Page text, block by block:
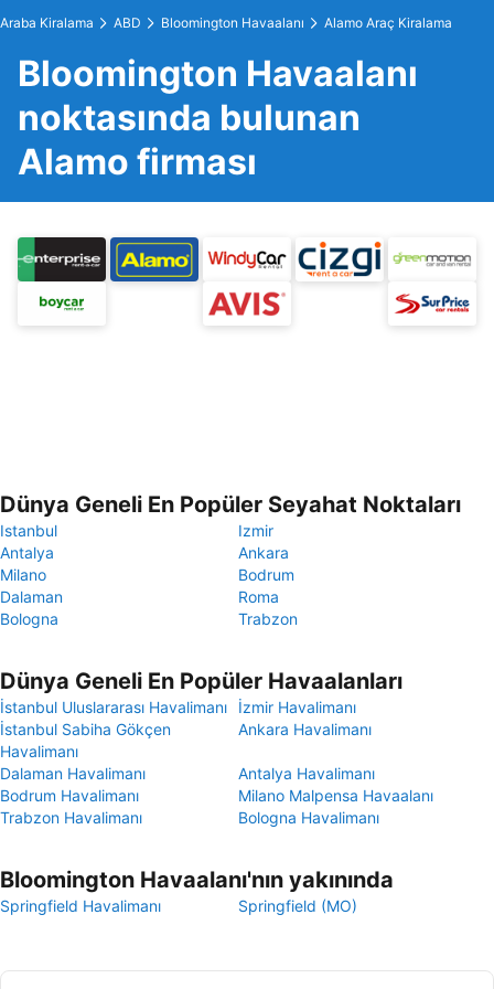
Araba Kiralama ABD Bloomington Havaalanı Alamo Araç Kiralama
Bloomington Havaalanı
noktasında bulunan
Alamo firması
Dünya Geneli En Popüler Seyahat Noktaları
Istanbul
Izmir
Antalya
Ankara
Milano
Bodrum
Dalaman
Roma
Bologna
Trabzon
Dünya Geneli En Popüler Havaalanları
İstanbul Uluslararası Havalimanı
İzmir Havalimanı
İstanbul Sabiha Gökçen
Havalimanı
Ankara Havalimanı
Dalaman Havalimanı
Antalya Havalimanı
Bodrum Havalimanı
Milano Malpensa Havaalanı
Trabzon Havalimanı
Bologna Havalimanı
Bloomington Havaalanı'nın yakınında
Springfield Havalimanı Springfield (MO)